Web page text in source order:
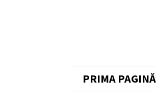
PRIMA PAGINĂ